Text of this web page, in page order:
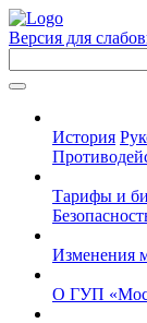
Версия для
История
Тарифы и
Изменения
О ГУП